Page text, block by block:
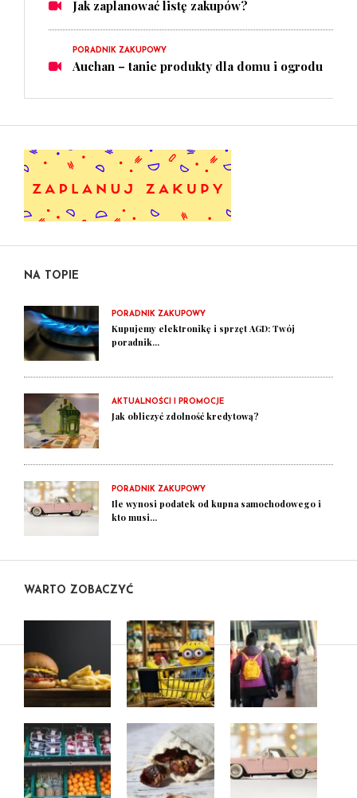
Jak zaplanować listę zakupów?
PORADNIK ZAKUPOWY
Auchan – tanie produkty dla domu i ogrodu
NA TOPIE
PORADNIK ZAKUPOWY
Kupujemy elektronikę i sprzęt AGD: Twój
poradnik...
AKTUALNOŚCI I PROMOCJE
Jak obliczyć zdolność kredytową?
PORADNIK ZAKUPOWY
Ile wynosi podatek od kupna samochodowego i
kto musi...
WARTO ZOBACZYĆ